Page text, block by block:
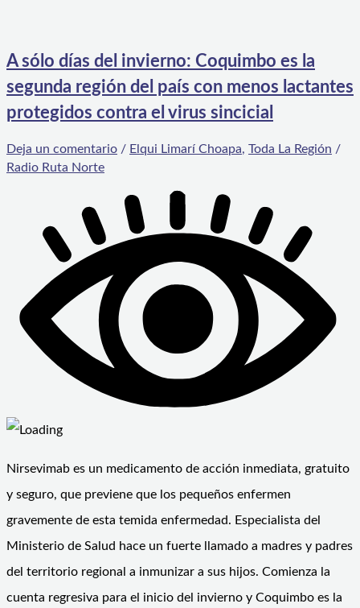
A sólo días del invierno: Coquimbo es la
segunda región del país con menos lactantes
protegidos contra el virus sincicial
Deja un comentario / Elqui Limarí Choapa, Toda La Región /
Radio Ruta Norte
Nirsevimab es un medicamento de acción inmediata, gratuito
y seguro, que previene que los pequeños enfermen
gravemente de esta temida enfermedad. Especialista del
Ministerio de Salud hace un fuerte llamado a madres y padres
del territorio regional a inmunizar a sus hijos. Comienza la
cuenta regresiva para el inicio del invierno y Coquimbo es la